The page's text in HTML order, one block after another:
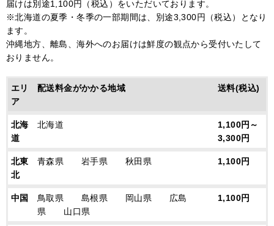
届けは別途1,100円（税込）をいただいております。
※北海道の夏季・冬季の一部期間は、別途3,300円（税込）となり
ます。
沖縄地方、離島、海外へのお届けは鮮度の観点から受付いたして
おりません。
エリ
ア
配送料金がかかる地域 送料(税込)
北海
道
北海道
1,100円～
3,300円
北東
北
青森県 岩手県 秋田県 1,100円
中国
鳥取県 島根県 岡山県 広島
県 山口県
1,100円